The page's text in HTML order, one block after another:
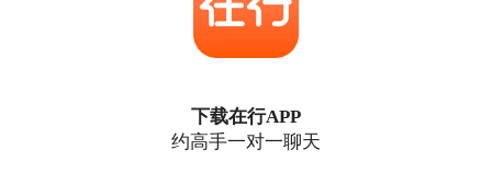
下载在行APP
约高手一对一聊天